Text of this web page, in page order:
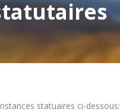
statuaires ci-dessous: